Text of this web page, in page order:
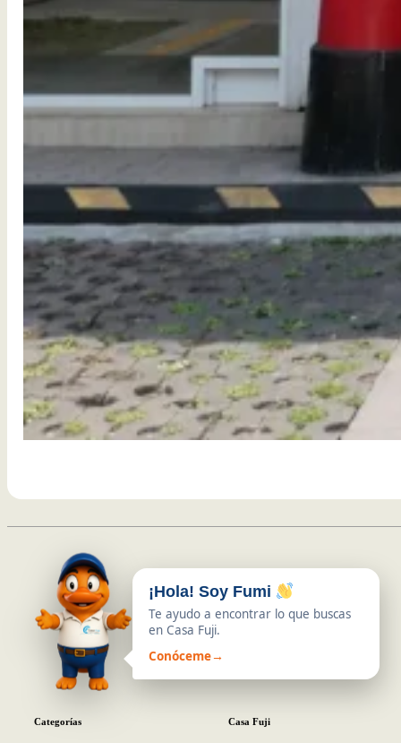
¡Hola! Soy Fumi
Te ayudo a encontrar lo que buscas
en Casa Fuji.
Conóceme→
Categorías Casa Fuji